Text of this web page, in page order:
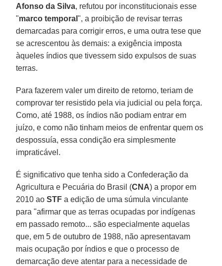
Afonso da Silva, refutou por inconstitucionais esse
"marco temporal", a proibição de revisar terras
demarcadas para corrigir erros, e uma outra tese que
se acrescentou às demais: a exigência imposta
àqueles índios que tivessem sido expulsos de suas
terras.
Para fazerem valer um direito de retorno, teriam de
comprovar ter resistido pela via judicial ou pela força.
Como, até 1988, os índios não podiam entrar em
juízo, e como não tinham meios de enfrentar quem os
despossuía, essa condição era simplesmente
impraticável.
É significativo que tenha sido a Confederação da
Agricultura e Pecuária do Brasil (CNA) a propor em
2010 aoSTF a edição de uma súmula vinculante
para "afirmar que as terras ocupadas por indígenas
em passado remoto... são especialmente aquelas
que, em 5 de outubro de 1988, não apresentavam
mais ocupação por índios e que o processo de
demarcação deve atentar para a necessidade de